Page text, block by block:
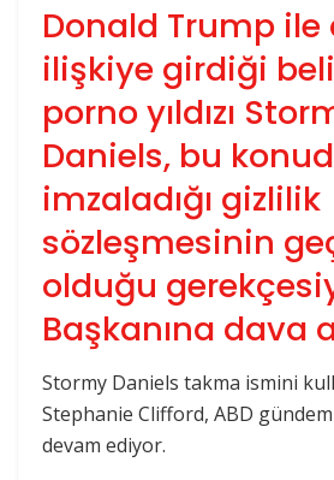
Donald Trump ile
ilişkiye girdiği
porno yıldızı
Daniels, bu
imzaladığı gizlilik
sözleşmesinin
olduğu
Başkanına dava
Stormy Daniels takma ismini
Stephanie Clifford, ABD
devam ediyor.